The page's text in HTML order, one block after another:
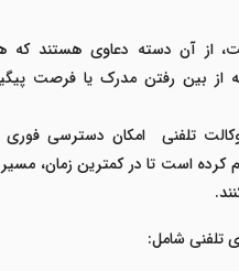
از آن دسته دعاوی هستند که
از بین رفتن مدرک یا فرصت
تلفنی
امکان دسترسی فوری
است تا در کمترین زمان، مسیر
.
تلفنیشامل: